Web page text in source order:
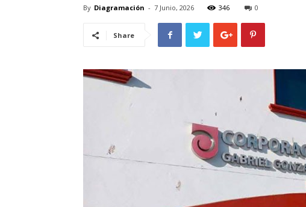
By Diagramación - 7 Junio, 2026 346 0
Share